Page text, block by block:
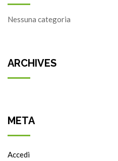
Nessuna categoria
ARCHIVES
META
Accedi